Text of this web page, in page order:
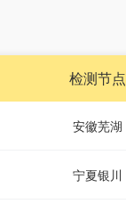
检测节点
安徽芜湖
宁夏银川